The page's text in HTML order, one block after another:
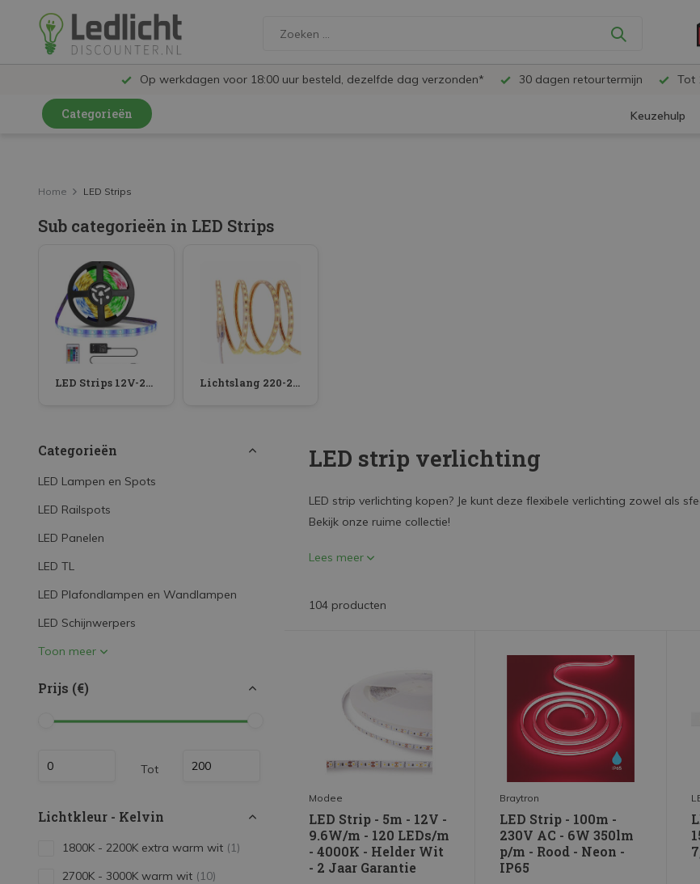
Op werkdagen voor 18:00 uur besteld, dezelfde dag verzonden* 30 dagen retourtermijn Tot
Categorieën Keuzehulp
LED Railspots
LED Panelen
LED Plafondlampen en Wandlampen
LED Schijnwerpers
LED High Bay lampen
LED Noodverlichting
Installatiemateriaal
Mega Sale
Home LED Strips
Sub categorieën in LED Strips
LED Strips 12V-24V Lichtslang 220-230V
Categorieën
LED Lampen en Spots
LED Railspots
LED Panelen
LED TL
LED Plafondlampen en Wandlampen
LED Schijnwerpers
Toon meer
Prijs (€)
Tot
Lichtkleur - Kelvin
1800K - 2200K extra warm wit (1)
2700K - 3000K warm wit (10)
LED strip verlichting
LED strip verlichting kopen? Je kunt deze flexibele verlichting zowel als
Bekijk onze ruime collectie!
Lees meer
104 producten
Modee
LED Strip - 5m - 12V -
9.6W/m - 120 LEDs/m
- 4000K - Helder Wit
- 2 Jaar Garantie
Braytron
LED Strip - 100m -
230V AC - 6W 350lm
p/m - Rood - Neon -
IP65